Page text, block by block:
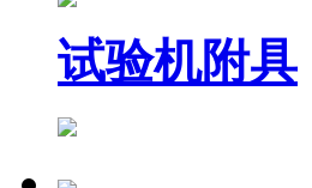
试验机附具